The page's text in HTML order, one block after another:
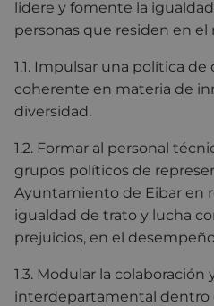
lidere y fomente la
personas que residen en el
1.1. Impulsar una política
coherente en materia de
diversidad.
1.2. Formar al personal
grupos políticos de
Ayuntamiento de Eibar en
igualdad de trato y lucha
prejuicios, en el
1.3. Modular la colaboración
interdepartamental dentro